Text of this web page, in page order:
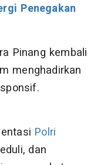
Penegakan
Pinang kembali
menghadirkan
Polri
dan